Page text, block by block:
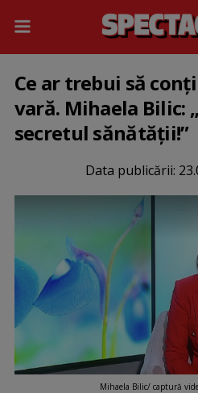
Ce ar trebui să
vară. Mihaela Bilic:
secretul sănătății!”
Data publicării:
Mihaela Bilic/ captură